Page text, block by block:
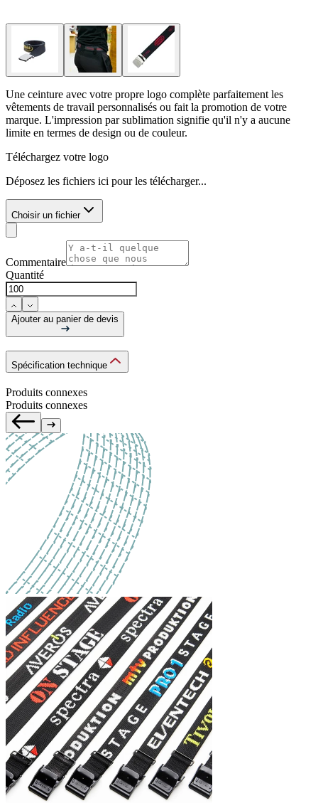
Une ceinture avec votre propre logo complète parfaitement les
vêtements de travail personnalisés ou fait la promotion de votre
marque. L'impression par sublimation signifie qu'il n'y a aucune
limite en termes de design ou de couleur.
Téléchargez votre logo
Déposez les fichiers ici pour les télécharger...
Choisir un fichier
Commentaire
Quantité
Ajouter au panier de devis
Spécification technique
Produits connexes
Produits connexes